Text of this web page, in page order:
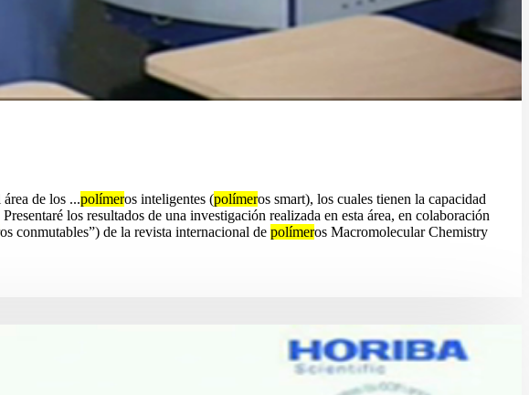
de los ...polímeros inteligentes (polímeros smart), los cuales tienen la capacidad
los resultados de una investigación realizada en esta área, en colaboración
os conmutables”) de la revista internacional de polímeros Macromolecular Chemistry